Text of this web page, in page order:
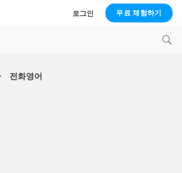
로그인 무료 체험하기
전화영어